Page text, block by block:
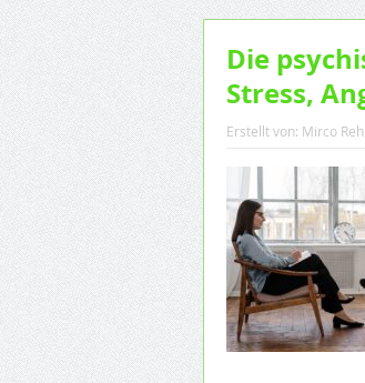
Die
Stress,
Erstellt von: Mirco